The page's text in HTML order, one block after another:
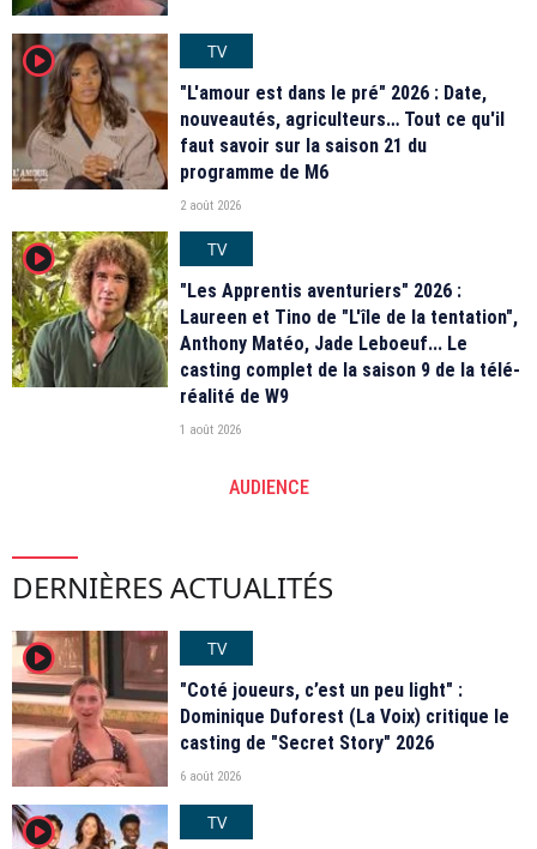
player2
TV
"L'amour est dans le pré" 2026 : Date,
nouveautés, agriculteurs… Tout ce qu'il
faut savoir sur la saison 21 du
programme de M6
2 août 2026
player2
TV
"Les Apprentis aventuriers" 2026 :
Laureen et Tino de "L'île de la tentation",
Anthony Matéo, Jade Leboeuf... Le
casting complet de la saison 9 de la télé-
réalité de W9
1 août 2026
AUDIENCE
DERNIÈRES ACTUALITÉS
player2
TV
"Coté joueurs, c’est un peu light" :
Dominique Duforest (La Voix) critique le
casting de "Secret Story" 2026
6 août 2026
player2
TV